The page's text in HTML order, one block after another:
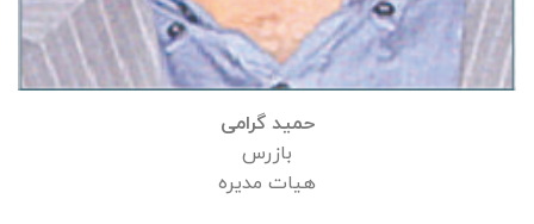
حمید گرامی
بازرس
هیات مدیره